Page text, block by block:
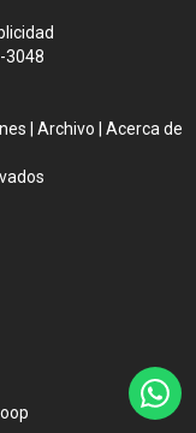
3048
Archivo
Acerca de